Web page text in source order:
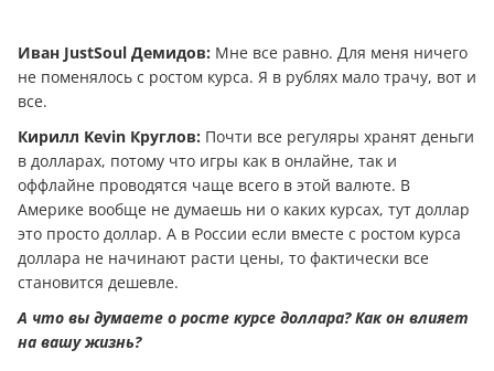
Иван JustSoul Демидов: Мне все равно. Для меня ничего
не поменялось с ростом курса. Я в рублях мало трачу, вот и
все.
Кирилл Kevin Круглов: Почти все регуляры хранят дeньги
в долларах, потому что игры как в онлайне, так и
оффлайне проводятся чаще всего в этой валюте. В
Америке вообще не думаешь ни о каких курсах, тут доллар
это просто доллар. А в России если вместе с ростом курса
доллара не начинают расти цены, то фактически все
становится дешевле.
А что вы думаете о росте курсе доллара? Как он влияет
на вашу жизнь?